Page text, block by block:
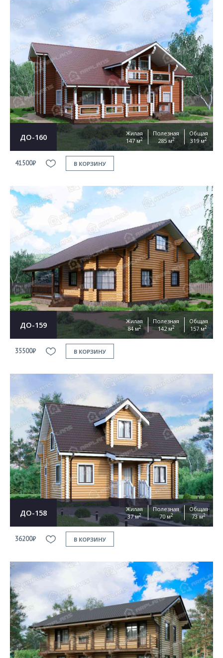
ДО-160
Жилая
147 м2
Полезная
285 м2
Общая
319 м2
41500₽ В КОРЗИНУ
ДО-159
Жилая
84 м2
Полезная
142 м2
Общая
157 м2
35500₽ В КОРЗИНУ
ДО-158
Жилая
37 м2
Полезная
70 м2
Общая
73 м2
36200₽ В КОРЗИНУ